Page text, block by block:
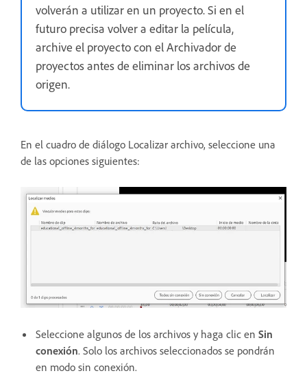
volverán a utilizar en un proyecto. Si en el
futuro precisa volver a editar la película,
archive el proyecto con el Archivador de
proyectos antes de eliminar los archivos de
origen.
En el cuadro de diálogo Localizar archivo, seleccione una
de las opciones siguientes:
Seleccione algunos de los archivos y haga clic en Sin
conexión. Solo los archivos seleccionados se pondrán
en modo sin conexión.